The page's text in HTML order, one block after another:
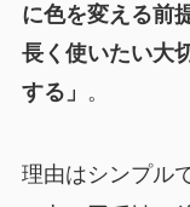
に色を変える前
長く使いたい大
する」 。
理由はシンプル